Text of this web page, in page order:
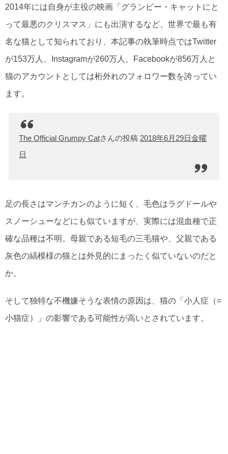
2014年には自身が主役の映画「グランピー・キャットにと
って最悪のクリスマス」にも出演するなど、世界で最も有
名な猫として知られており、本記事の執筆時点ではTwitter
が153万人、Instagramが260万人、Facebookが856万人と
猫のアカウントとしては桁外れのフォロワー数を誇ってい
ます。
The Official Grumpy Catさんの投稿 2018年6月29日金曜
日
足の長さはマンチカンのように短く、毛色はラグドールや
スノーシューなどにも似ていますが、実際には混血種で正
確な品種は不明。母親である短毛の三毛猫や、父親である
灰色の縞模様の猫とは外見的にまったく似ていないのだと
か。
そして独特な不機嫌そうな表情の原因は、猫の「小人症（=
小猫症）」の影響である可能性が高いとされています。